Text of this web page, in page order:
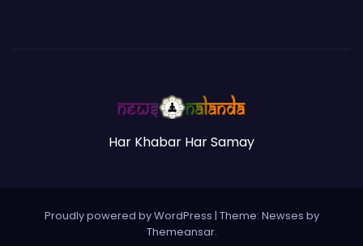
Har Khabar Har Samay
Proudly powered by WordPress | Theme: Newses by
Themeansar.